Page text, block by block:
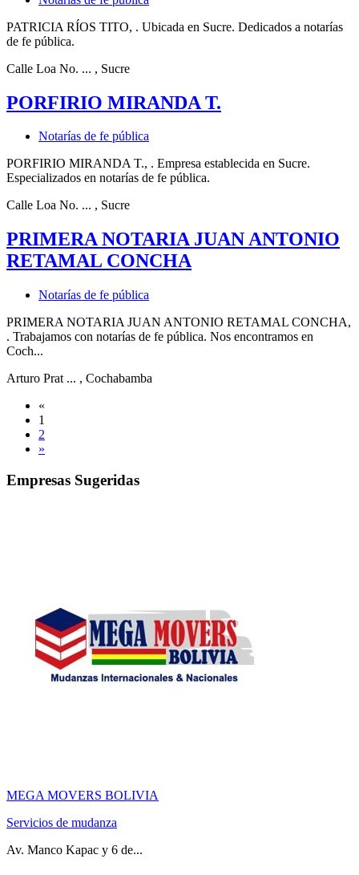
PATRICIA RÍOS TITO, . Ubicada en Sucre. Dedicados a notarías
de fe pública.
Calle Loa No. ... , Sucre
PORFIRIO MIRANDA T.
Notarías de fe pública
PORFIRIO MIRANDA T., . Empresa establecida en Sucre.
Especializados en notarías de fe pública.
Calle Loa No. ... , Sucre
PRIMERA NOTARIA JUAN ANTONIO
RETAMAL CONCHA
Notarías de fe pública
PRIMERA NOTARIA JUAN ANTONIO RETAMAL CONCHA,
. Trabajamos con notarías de fe pública. Nos encontramos en
Coch...
Arturo Prat ... , Cochabamba
«
1
2
»
Empresas Sugeridas
MEGA MOVERS BOLIVIA
Servicios de mudanza
Av. Manco Kapac y 6 de...